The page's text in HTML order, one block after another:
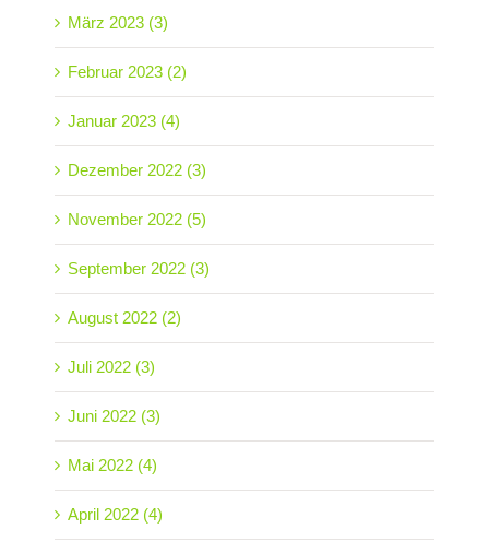
März 2023 (3)
Februar 2023 (2)
Januar 2023 (4)
Dezember 2022 (3)
November 2022 (5)
September 2022 (3)
August 2022 (2)
Juli 2022 (3)
Juni 2022 (3)
Mai 2022 (4)
April 2022 (4)